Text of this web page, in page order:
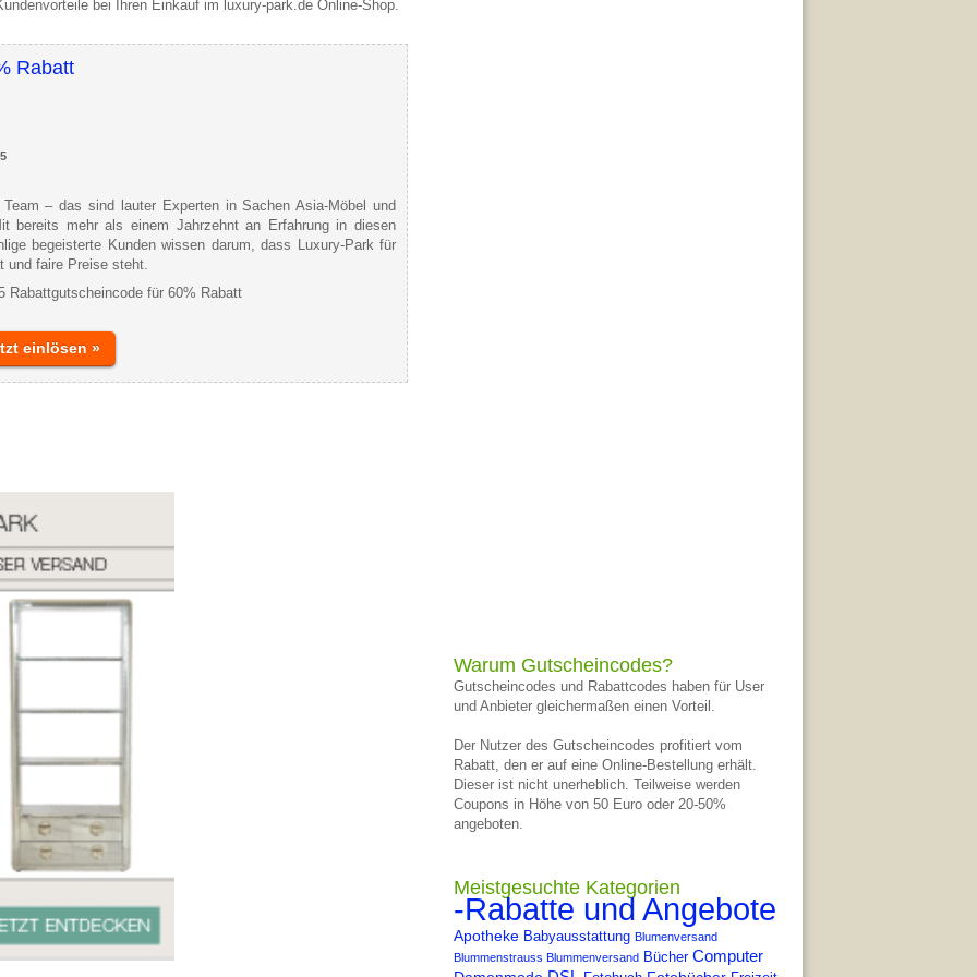
bei Ihren Einkauf im luxury-park.de Online-Shop.
Rabatt
– das sind lauter Experten in Sachen Asia-Möbel und
bereits mehr als einem Jahrzehnt an Erfahrung in diesen
begeisterte Kunden wissen darum, dass Luxury-Park für
und faire Preise steht.
Rabattgutscheincode für 60% Rabatt
einlösen »
Warum Gutscheincodes?
Gutscheincodes und Rabattcodes haben für User
und Anbieter gleichermaßen einen Vorteil.
Der Nutzer des Gutscheincodes profitiert vom
Rabatt, den er auf eine Online-Bestellung erhält.
Dieser ist nicht unerheblich. Teilweise werden
Coupons in Höhe von 50 Euro oder 20-50%
angeboten.
Meistgesuchte Kategorien
-Rabatte und Angebote
Apotheke Babyausstattung Blumenversand
Blummenstrauss Blummenversand Bücher Computer